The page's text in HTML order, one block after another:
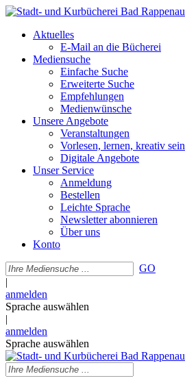
Aktuelles
E-Mail an die Bücherei
Mediensuche
Einfache Suche
Erweiterte Suche
Empfehlungen
Medienwünsche
Unsere Angebote
Veranstaltungen
Vorlesen, lernen, kreativ sein
Digitale Angebote
Unser Service
Anmeldung
Bestellen
Leichte Sprache
Newsletter abonnieren
Über uns
Konto
GO
|
anmelden
Sprache auswählen
|
anmelden
Sprache auswählen